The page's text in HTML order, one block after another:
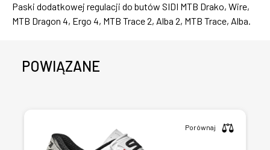
Paski dodatkowej regulacji do butów SIDI MTB Drako, Wire,
MTB Dragon 4, Ergo 4, MTB Trace 2, Alba 2, MTB Trace, Alba.
POWIĄZANE
Porównaj